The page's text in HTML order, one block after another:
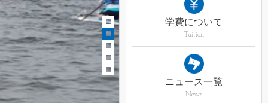
学費について
Tuition
ニュース一覧
News